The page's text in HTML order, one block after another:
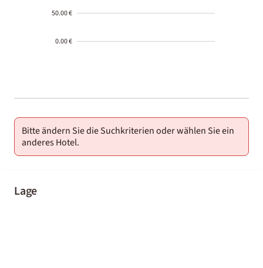
50.00 €
0.00 €
01-02
Bitte ändern Sie die Suchkriterien oder wählen Sie ein
anderes Hotel.
Lage